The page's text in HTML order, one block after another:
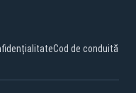
Cod de conduită